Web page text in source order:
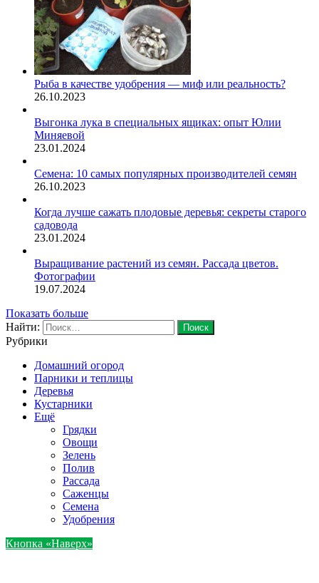
Рыба в качестве удобрения — миф или реальность?
26.10.2023
Выгонка лука в специальных ящиках: опыт Юлии
Миняевой
23.01.2024
Семена: 10 самых популярных производителей семян
26.10.2023
Когда лучше сажать плодовые деревья: секреты старого
садовода
23.01.2024
Выращивание растений из семян. Рассада цветов.
Фотографии
19.07.2024
Показать больше
Найти:
Рубрики
Домашний огород
Парники и теплицы
Деревья
Кустарники
Ещё
Грядки
Овощи
Зелень
Полив
Рассада
Саженцы
Семена
Удобрения
Кнопка «Наверх»